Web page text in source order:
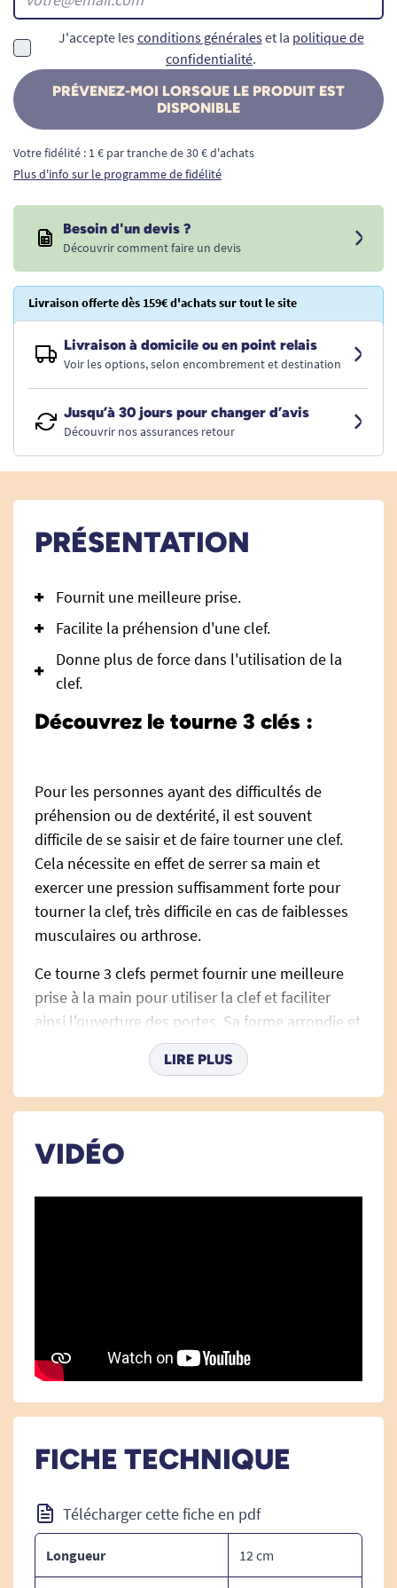
J'accepte les conditions généraleset la politique de
confidentialité.
PRÉVENEZ-MOI LORSQUE LE PRODUIT EST
DISPONIBLE
Votre fidélité : 1 € par tranche de 30 € d'achats
Plus d'info sur le programme de fidélité
Besoin d'un devis ?
Découvrir comment faire un devis
Livraison offerte dès 159€ d'achats sur tout le site
Livraison à domicile ou en point relais
Voir les options, selon encombrement et destination
Jusqu’à 30 jours pour changer d’avis
Découvrir nos assurances retour
PRÉSENTATION
Fournit une meilleure prise.
Facilite la préhension d'une clef.
Donne plus de force dans l'utilisation de la
clef.
Découvrez le tourne 3 clés :
Pour les personnes ayant des difficultés de
préhension ou de dextérité, il est souvent
difficile de se saisir et de faire tourner une clef.
Cela nécessite en effet de serrer sa main et
exercer une pression suffisamment forte pour
tourner la clef, très difficile en cas de faiblesses
musculaires ou arthrose.
Ce tourne 3 clefs permet fournir une meilleure
prise à la main pour utiliser la clef et faciliter
ainsi l'ouverture des portes. Sa forme arrondie et
sa largeur permettent à l'utilisateur de le saisir
Il permet également de les retrouver plus
couleur bleue.
Découvrez nos solutions Vitility.
Profitez d'une meilleure préhension.
LIRE PLUS
VIDÉO
FICHE TECHNIQUE
Télécharger cette fiche en pdf
Longueur 12 cm